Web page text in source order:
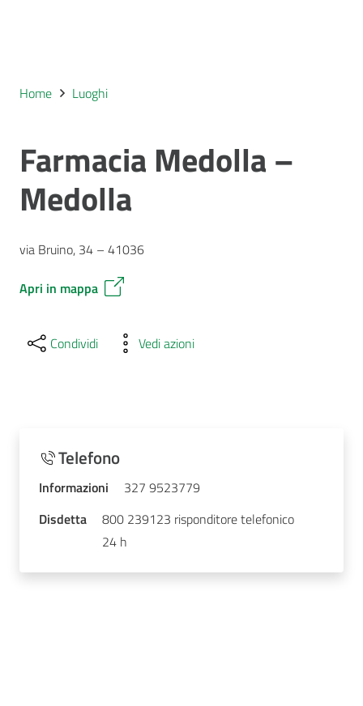
Home Luoghi
Farmacia Medolla –
Medolla
via Bruino, 34 – 41036
Apri in mappa
Condividi Vedi azioni
Telefono
Informazioni
327 9523779
Disdetta
800 239123 risponditore telefonico
24 h